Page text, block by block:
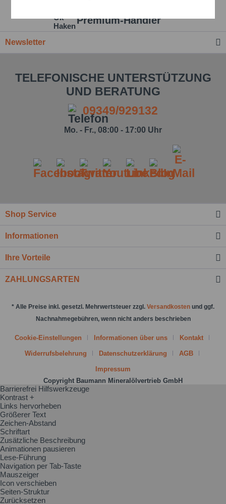
Kenntnis genommen.*
Premium-Händler
Newsletter
TELEFONISCHE UNTERSTÜTZUNG
UND BERATUNG
09349/929132
Mo. - Fr., 08:00 - 17:00 Uhr
Shop Service
Informationen
Ihre Vorteile
ZAHLUNGSARTEN
* Alle Preise inkl. gesetzl. Mehrwertsteuer zzgl. Versandkosten und ggf.
Nachnahmegebühren, wenn nicht anders beschrieben
Cookie-Einstellungen Informationen über uns Kontakt
Widerrufsbelehrung Datenschutzerklärung AGB
Impressum
Copyright Baumann Mineralölvertrieb GmbH
Barrierefrei Hilfswerkzeuge
Kontrast +
Links hervorheben
Größerer Text
Zeichen-Abstand
Schriftart
Zusätzliche Beschreibung
Animationen pausieren
Lese-Führung
Navigation per Tab-Taste
Mauszeiger
Icon verschieben
Seiten-Struktur
Zurücksetzen